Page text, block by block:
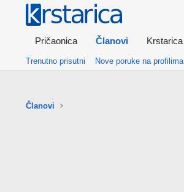
Pričaonica Članovi Krstarica
Trenutno prisutni Nove poruke na profilima
Članovi